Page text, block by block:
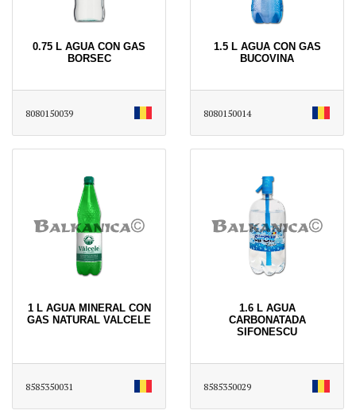
0.75 L AGUA CON GAS
BORSEC
8080150039
1.5 L AGUA CON GAS
BUCOVINA
8080150014
1 L AGUA MINERAL CON
GAS NATURAL VALCELE
8585350031
1.6 L AGUA
CARBONATADA
SIFONESCU
8585350029